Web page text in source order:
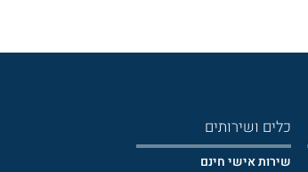
כלים ושירותים
שירות אישי חינם